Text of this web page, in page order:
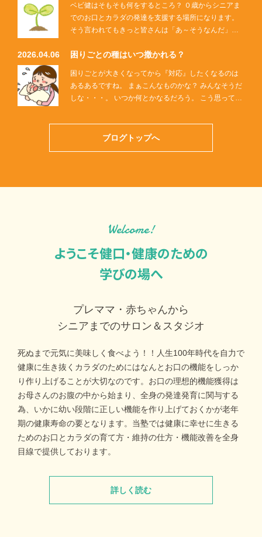
ベビ健はそもそも何をするところ？ ０歳からシニアま
でのお口とカラダの発達を支援する場所になります。
そう言われてもきっと皆さんは「あ～そうなんだ」と
ないから。 歯科衛生士 […]
2026.04.06 困りごとの種はいつ撒かれる？
困りごとが大きくなってから『対応』したくなるのは
あるあるですね。 まぁこんなものかな？ みんなそうだ
しな・・・。 いつか何とかなるだろう。 こう思ってお
療』と名のつく専門 […]
ブログトップへ
Welcome!
ようこそ健口・健康のための
学びの場へ
プレママ・赤ちゃんから
シニアまでのサロン＆スタジオ
死ぬまで元気に美味しく食べよう！！人生100年時代を自力で
健康に生き抜くカラダのためにはなんとお口の機能をしっか
り作り上げることが大切なのです。お口の理想的機能獲得は
お母さんのお腹の中から始まり、全身の発達発育に関与する
為、いかに幼い段階に正しい機能を作り上げておくかが老年
期の健康寿命の要となります。当塾では健康に幸せに生きる
ためのお口とカラダの育て方・維持の仕方・機能改善を全身
目線で提供しております。
詳しく読む